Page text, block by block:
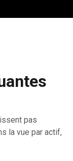
pas
la vue par actif,